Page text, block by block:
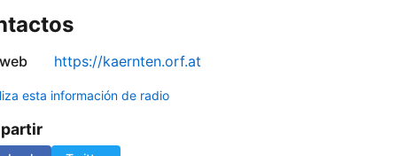
https://kaernten.orf.at
esta información de radio